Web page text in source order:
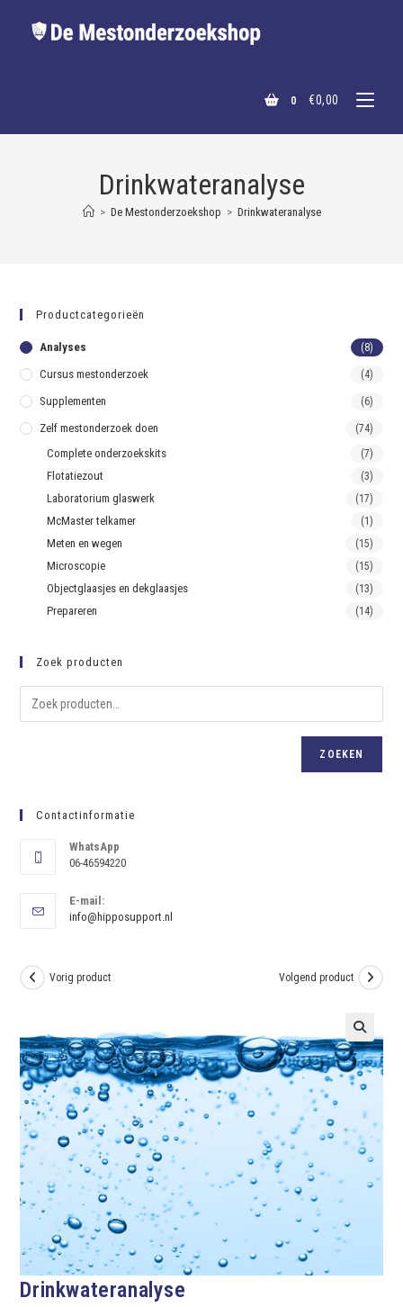
0 €0,00
Drinkwateranalyse
> De Mestonderzoekshop > Drinkwateranalyse
Vorig product Volgend product
🔍
Drinkwateranalyse
Productcategorieën
Analyses (8)
Cursus mestonderzoek (4)
Supplementen (6)
Zelf mestonderzoek doen (74)
Complete onderzoekskits (7)
Flotatiezout (3)
Laboratorium glaswerk (17)
McMaster telkamer (1)
Meten en wegen (15)
Microscopie (15)
Objectglaasjes en dekglaasjes (13)
Prepareren (14)
Zoek producten
ZOEKEN
Contactinformatie
WhatsApp
06-46594220
E-mail:
info@hipposupport.nl